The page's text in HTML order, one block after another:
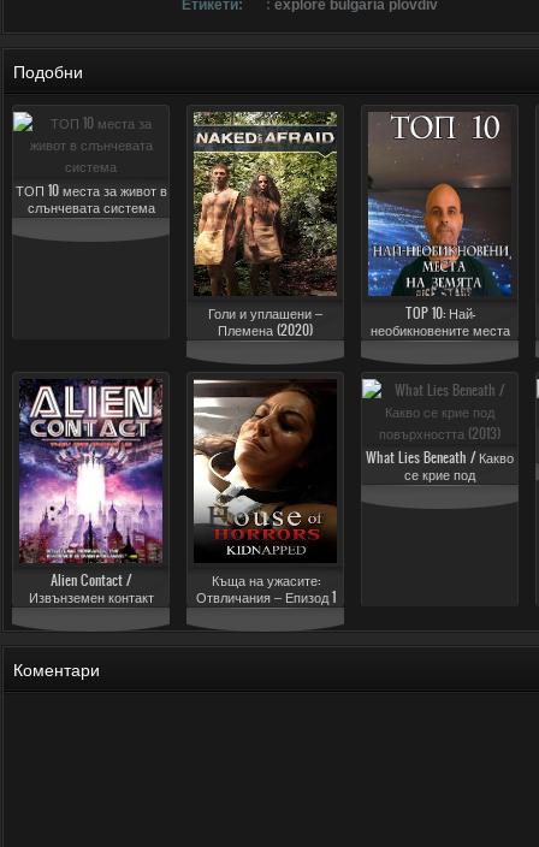
Етикети: : explore bulgaria plovdiv
Подобни
ТОП 10 места за живот в
слънчевата система
Голи и уплашени –
Племена (2020)
TOP 10: Най-
необикновените места
на земята
Alien Contact /
Извънземен контакт
(2020)
Къща на ужасите:
Отвличания – Епизод 1
What Lies Beneath / Какво
се крие под
повърхността (2013)
Коментари